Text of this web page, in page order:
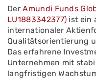
DerAmundi Funds
LU1883342377) ist ein
internationaler
Qualitätsorientierung
Das erfahrene
Unternehmen mit
langfristigen